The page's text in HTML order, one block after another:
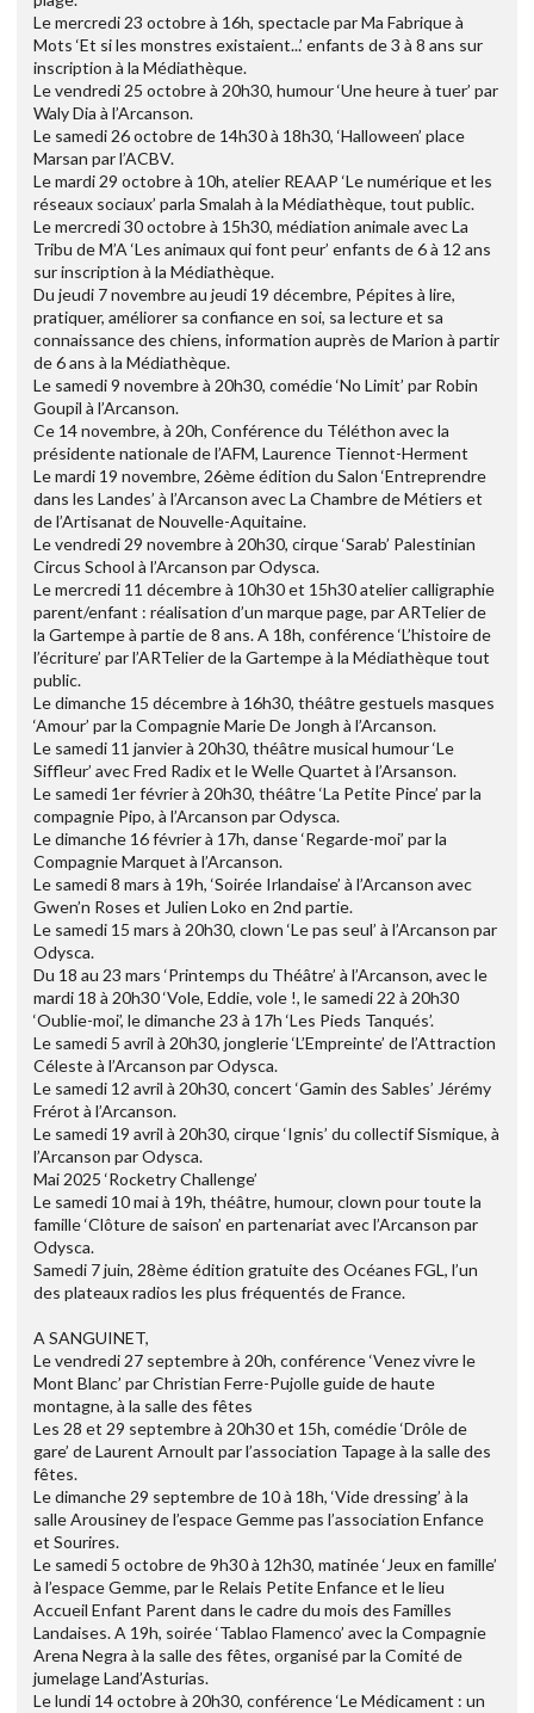
Le mercredi 23 octobre à 16h, spectacle par Ma Fabrique à
Mots ‘Et si les monstres existaient...’ enfants de 3 à 8 ans sur
inscription à la Médiathèque.
Le vendredi 25 octobre à 20h30, humour ‘Une heure à tuer’ par
Waly Dia à l’Arcanson.
Le samedi 26 octobre de 14h30 à 18h30, ‘Halloween’ place
Marsan par l’ACBV.
Le mardi 29 octobre à 10h, atelier REAAP ‘Le numérique et les
réseaux sociaux’ parla Smalah à la Médiathèque, tout public.
Le mercredi 30 octobre à 15h30, médiation animale avec La
Tribu de M’A ‘Les animaux qui font peur’ enfants de 6 à 12 ans
sur inscription à la Médiathèque.
Du jeudi 7 novembre au jeudi 19 décembre, Pépites à lire,
pratiquer, améliorer sa confiance en soi, sa lecture et sa
connaissance des chiens, information auprès de Marion à partir
de 6 ans à la Médiathèque.
Le samedi 9 novembre à 20h30, comédie ‘No Limit’ par Robin
Goupil à l’Arcanson.
Ce 14 novembre, à 20h, Conférence du Téléthon avec la
présidente nationale de l’AFM, Laurence Tiennot-Herment
Le mardi 19 novembre, 26ème édition du Salon ‘Entreprendre
dans les Landes’ à l’Arcanson avec La Chambre de Métiers et
de l’Artisanat de Nouvelle-Aquitaine.
Le vendredi 29 novembre à 20h30, cirque ‘Sarab’ Palestinian
Circus School à l’Arcanson par Odysca.
Le mercredi 11 décembre à 10h30 et 15h30 atelier calligraphie
parent/enfant : réalisation d’un marque page, par ARTelier de
la Gartempe à partie de 8 ans. A 18h, conférence ‘L’histoire de
l’écriture’ par l’ARTelier de la Gartempe à la Médiathèque tout
public.
Le dimanche 15 décembre à 16h30, théâtre gestuels masques
‘Amour’ par la Compagnie Marie De Jongh à l’Arcanson.
Le samedi 11 janvier à 20h30, théâtre musical humour ‘Le
Siffleur’ avec Fred Radix et le Welle Quartet à l’Arsanson.
Le samedi 1er février à 20h30, théâtre ‘La Petite Pince’ par la
compagnie Pipo, à l’Arcanson par Odysca.
Le dimanche 16 février à 17h, danse ‘Regarde-moi’ par la
Compagnie Marquet à l’Arcanson.
Le samedi 8 mars à 19h, ‘Soirée Irlandaise’ à l’Arcanson avec
Gwen’n Roses et Julien Loko en 2nd partie.
Le samedi 15 mars à 20h30, clown ‘Le pas seul’ à l’Arcanson par
Odysca.
Du 18 au 23 mars ‘Printemps du Théâtre’ à l’Arcanson, avec le
mardi 18 à 20h30 ‘Vole, Eddie, vole !, le samedi 22 à 20h30
‘Oublie-moi’, le dimanche 23 à 17h ‘Les Pieds Tanqués’.
Le samedi 5 avril à 20h30, jonglerie ‘L’Empreinte’ de l’Attraction
Céleste à l’Arcanson par Odysca.
Le samedi 12 avril à 20h30, concert ‘Gamin des Sables’ Jérémy
Frérot à l’Arcanson.
Le samedi 19 avril à 20h30, cirque ‘Ignis’ du collectif Sismique, à
l’Arcanson par Odysca.
Mai 2025 ‘Rocketry Challenge’
Le samedi 10 mai à 19h, théâtre, humour, clown pour toute la
famille ‘Clôture de saison’ en partenariat avec l’Arcanson par
Odysca.
Samedi 7 juin, 28ème édition gratuite des Océanes FGL, l’un
des plateaux radios les plus fréquentés de France.
A SANGUINET,
Le vendredi 27 septembre à 20h, conférence ‘Venez vivre le
Mont Blanc’ par Christian Ferre-Pujolle guide de haute
montagne, à la salle des fêtes
Les 28 et 29 septembre à 20h30 et 15h, comédie ‘Drôle de
gare’ de Laurent Arnoult par l’association Tapage à la salle des
fêtes.
Le dimanche 29 septembre de 10 à 18h, ‘Vide dressing’ à la
salle Arousiney de l’espace Gemme pas l’association Enfance
et Sourires.
Le samedi 5 octobre de 9h30 à 12h30, matinée ‘Jeux en famille’
à l’espace Gemme, par le Relais Petite Enfance et le lieu
Accueil Enfant Parent dans le cadre du mois des Familles
Landaises. A 19h, soirée ‘Tablao Flamenco’ avec la Compagnie
Arena Negra à la salle des fêtes, organisé par la Comité de
jumelage Land’Asturias.
Le lundi 14 octobre à 20h30, conférence ‘Le Médicament : un